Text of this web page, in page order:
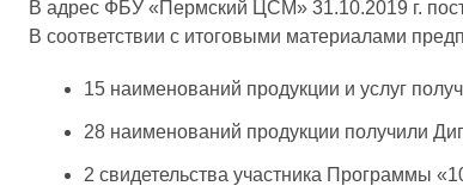
В адрес ФБУ «Пермский ЦСМ» 31.10.2019 г.
В соответствии с итоговыми материалами
15 наименований продукции и услуг
28 наименований продукции получили
2 свидетельства участника Программы